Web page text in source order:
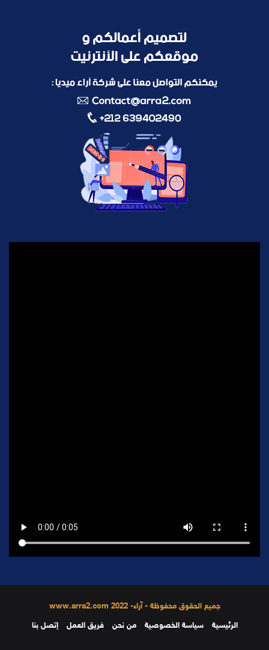
جميع الحقوق محفوظة - آراء- 2022 www.arra2.com
الرئيسية
سياسة الخصوصية من نحن فريق العمل إتصل بنا